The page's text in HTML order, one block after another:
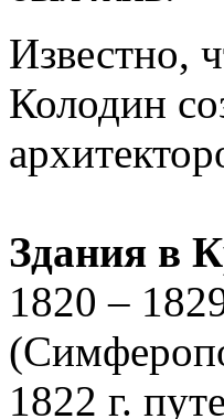
Известно,
Колодин
Здания в
1820 –
1822 г.